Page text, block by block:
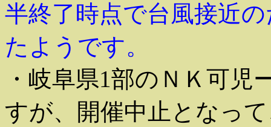
半終了時点で台風接近
たようです。
・岐阜県1部のＮＫ可児
すが、開催中止となっ